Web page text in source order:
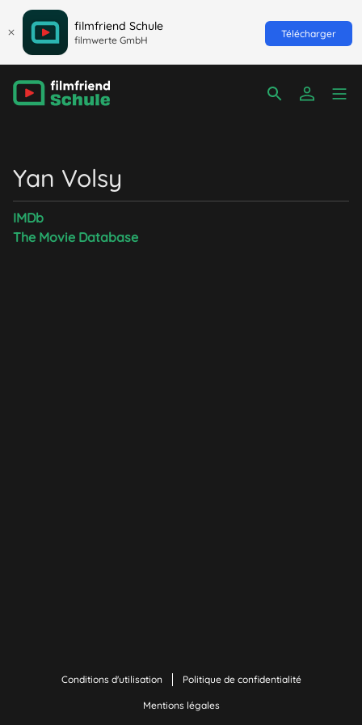
filmfriend Schule
filmwerte GmbH
Télécharger
Yan Volsy
IMDb
The Movie Database
Conditions d'utilisation Politique de confidentialité
Mentions légales